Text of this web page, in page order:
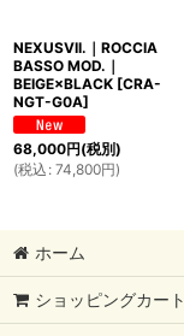
NEXUSVII.｜ROCCIA
BASSO MOD.｜
BEIGE×BLACK [CRA-
NGT-G0A]
68,000円(税別)
(税込 : 74,800円)
ホーム
ショッピングカート